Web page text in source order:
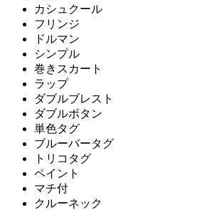
カシュクール
フリンジ
ドルマン
シンプル
巻きスカート
ラップ
ダブルブレスト
ダブルボタン
単色タグ
ブルーバータグ
トリコタグ
ペイント
マチ付
クルーネック